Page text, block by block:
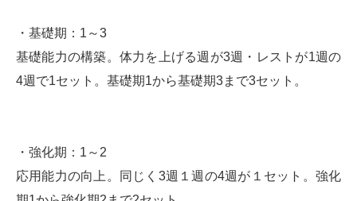
・基礎期：1～3
基礎能力の構築。体力を上げる週が3週・レストが1週の
4週で1セット。基礎期1から基礎期3まで3セット。
・強化期：1～2
応用能力の向上。同じく3週１週の4週が１セット。強化